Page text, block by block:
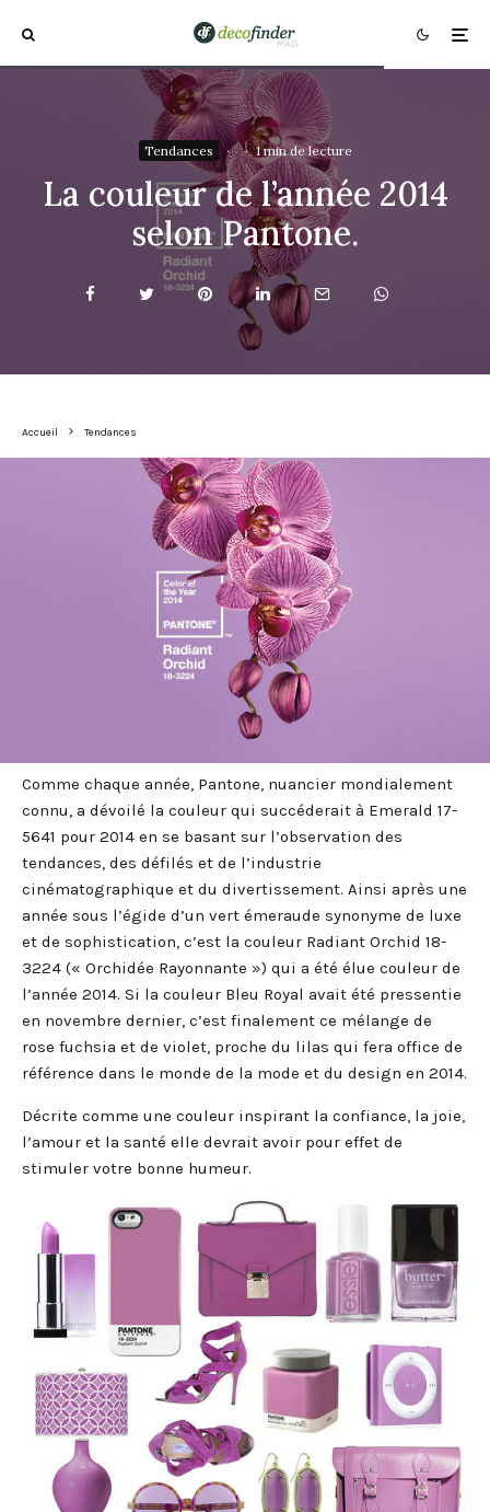
Tendances · · 1 min de lecture
La couleur de l’année 2014
selon Pantone.
Accueil Tendances
Comme chaque année, Pantone, nuancier mondialement
connu, a dévoilé la couleur qui succéderait à Emerald 17-
5641 pour 2014 en se basant sur l’observation des
tendances, des défilés et de l’industrie
cinématographique et du divertissement. Ainsi après une
année sous l’égide d’un vert émeraude synonyme de luxe
et de sophistication, c’est la couleur Radiant Orchid 18-
3224 (« Orchidée Rayonnante ») qui a été élue couleur de
l’année 2014. Si la couleur Bleu Royal avait été pressentie
en novembre dernier, c’est finalement ce mélange de
rose fuchsia et de violet, proche du lilas qui fera office de
référence dans le monde de la mode et du design en 2014.
Décrite comme une couleur inspirant la confiance, la joie,
l’amour et la santé elle devrait avoir pour effet de
stimuler votre bonne humeur.